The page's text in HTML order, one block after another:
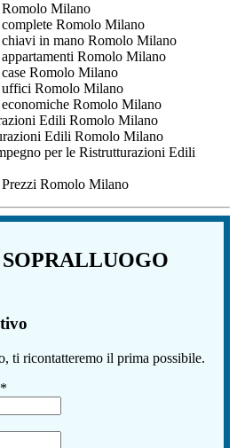
Milano
Romolo Milano
in mano Romolo Milano
Romolo Milano
Romolo Milano
Romolo Milano
Romolo Milano
Edili Romolo Milano
Edili Romolo Milano
per le Ristrutturazioni Edili
Romolo Milano
ti ricontatteremo il prima possibile.
*